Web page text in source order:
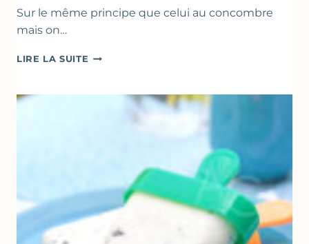
Sur le même principe que celui au concombre
mais on…
LIRE LA SUITE COMME
À
COURGETTE…